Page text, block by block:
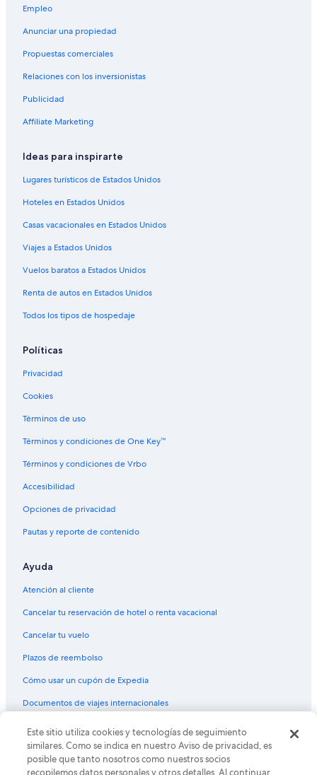
Empleo
Anunciar una propiedad
Propuestas comerciales
Relaciones con los inversionistas
Publicidad
Affiliate Marketing
Ideas para inspirarte
Lugares turísticos de Estados Unidos
Hoteles en Estados Unidos
Casas vacacionales en Estados Unidos
Viajes a Estados Unidos
Vuelos baratos a Estados Unidos
Renta de autos en Estados Unidos
Todos los tipos de hospedaje
Políticas
Privacidad
Cookies
Términos de uso
Términos y condiciones de One Key™
Términos y condiciones de Vrbo
Accesibilidad
Opciones de privacidad
Pautas y reporte de contenido
Ayuda
Atención al cliente
Cancelar tu reservación de hotel o renta vacacional
Cancelar tu vuelo
Plazos de reembolso
Cómo usar un cupón de Expedia
Documentos de viajes internacionales
© 2026 Expedia, Inc., una empresa de Expedia Group. Todos los
derechos reservados. Expedia y el logo de Expedia son marcas
registradas o marcas comerciales de Expedia, Inc. CST# 2029030-50.
Este sitio utiliza cookies y tecnologías de seguimiento
similares. Como se indica en nuestro Aviso de privacidad, es
posible que tanto nosotros como nuestros socios
recopilemos datos personales y otros detalles. Al continuar